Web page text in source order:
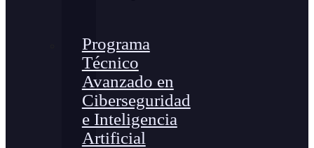
Programa
Técnico
Avanzado en
Ciberseguridad
e Inteligencia
Artificial